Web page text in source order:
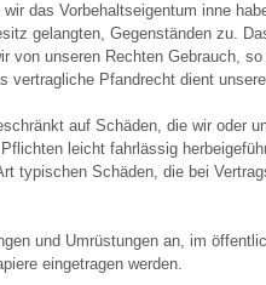
das Vorbehaltseigentum inne
gelangten, Gegenständen zu.
von unseren Rechten Gebrauch,
vertragliche Pfandrecht dient
auf Schäden, die wir oder
leicht fahrlässig
typischen Schäden, die bei
und Umrüstungen an, im
eingetragen werden.